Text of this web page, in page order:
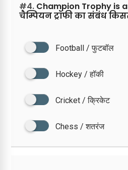
#4. Champion Trophy is
चैम्पियन ट्रॉफी का संबंध
Football / फुटबॉल
Hockey / हॉकी
Cricket / क्रिकेट
Chess / शतरंज